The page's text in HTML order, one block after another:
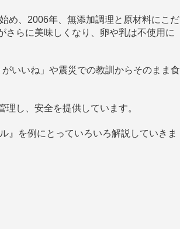
め、2006年、無添加調理と原材料にこだ
さらに美味しくなり、卵や乳は不使用に
いいね」や震災での教訓からそのまま食
し、安全を提供しています。
』を例にとっていろいろ解説していきま